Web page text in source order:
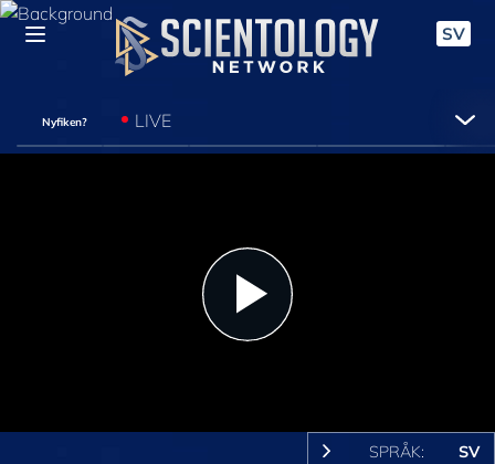
SV
Nyfiken? LIVE
Play
SPRÅK: SV